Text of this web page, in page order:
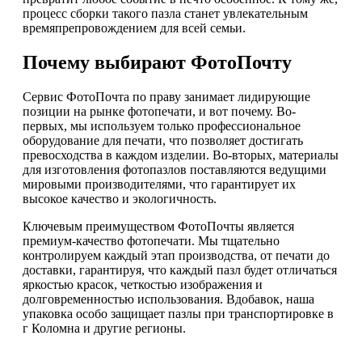
процесс сборки такого пазла станет увлекательным
времяпрепровождением для всей семьи.
Почему выбирают ФотоПочту
Сервис ФотоПочта по праву занимает лидирующие
позиции на рынке фотопечати, и вот почему. Во-
первых, мы используем только профессиональное
оборудование для печати, что позволяет достигать
превосходства в каждом изделии. Во-вторых, материалы
для изготовления фотопазлов поставляются ведущими
мировыми производителями, что гарантирует их
высокое качество и экологичность.
Ключевым преимуществом ФотоПочты является
премиум-качество фотопечати. Мы тщательно
контролируем каждый этап производства, от печати до
доставки, гарантируя, что каждый пазл будет отличаться
яркостью красок, четкостью изображения и
долговременностью использования. Вдобавок, наша
упаковка особо защищает пазлы при транспортировке в
г Коломна и другие регионы.